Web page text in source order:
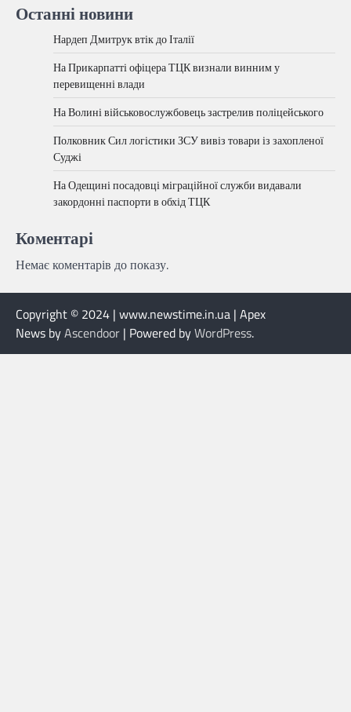
Останні новини
Нардеп Дмитрук втік до Італії
На Прикарпатті офіцера ТЦК визнали винним у
перевищенні влади
На Волині військовослужбовець застрелив поліцейського
Полковник Сил логістики ЗСУ вивіз товари із захопленої
Суджі
На Одещині посадовці міграційної служби видавали
закордонні паспорти в обхід ТЦК
Коментарі
Немає коментарів до показу.
Copyright © 2024 | www.newstime.in.ua | Apex
News byAscendoor | Powered byWordPress.